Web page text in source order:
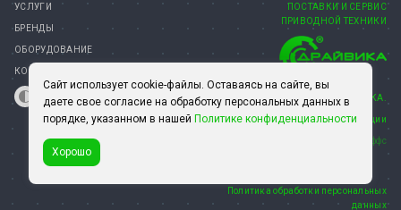
УСЛУГИ
БРЕНДЫ
ОБОРУДОВАНИЕ
КОНТАКТЫ
ПОСТАВКИ И СЕРВИС
ПРИВОДНОЙ ТЕХНИКИ
© 2008–2026 КОМПАНИЯ ДРАЙВИКА.
15 лет на рынке автоматизации
Создание сайта— Петроффс
Политика обработки персональных
данных
Сайт использует cookie-файлы. Оставаясь на сайте, вы
даете свое согласие на обработку персональных данных в
порядке, указанном в нашей Политике конфиденциальности
Хорошо